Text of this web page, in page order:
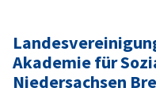
Akademie für
Niedersachsen